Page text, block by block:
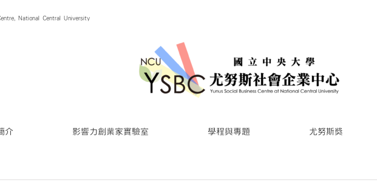
National Central University
介 影響力創業家實驗室 學程與專題 尤努斯獎